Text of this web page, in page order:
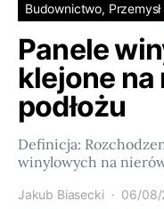
Budownictwo, Przemysł
Panele
klejone
podłożu
Definicja:
winylowych na
Jakub Biasecki 06/08/